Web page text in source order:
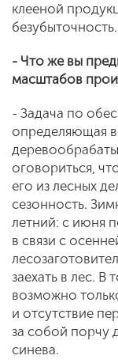
клееной
безубыточность.
- Что же вы
масштабов
- Задача по
определяющая
оговориться,
его из лесных
сезонность.
летний: с июня
в связи с
заехать в лес. В
возможно
и отсутствие
за собой порчу
синева.